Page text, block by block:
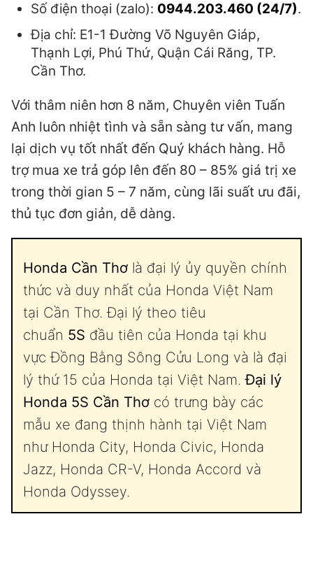
Số điện thoại (zalo): 0944.203.460 (24/7).
Địa chỉ: E1-1 Đường Võ Nguyên Giáp,
Thạnh Lợi, Phú Thứ, Quận Cái Răng, TP.
Cần Thơ.
Với thâm niên hơn 8 năm, Chuyên viên Tuấn
Anh luôn nhiệt tình và sẵn sàng tư vấn, mang
lại dịch vụ tốt nhất đến Quý khách hàng. Hỗ
trợ mua xe trả góp lên đến 80 – 85% giá trị xe
trong thời gian 5 – 7 năm, cùng lãi suất ưu đãi,
thủ tục đơn giản, dễ dàng.
Honda Cần Thơ là đại lý ủy quyền chính
thức và duy nhất của Honda Việt Nam
tại Cần Thơ. Đại lý theo tiêu
chuẩn 5S đầu tiên của Honda tại khu
vực Đồng Bằng Sông Cửu Long và là đại
lý thứ 15 của Honda tại Việt Nam.Đại lý
Honda 5S Cần Thơ có trưng bày các
mẫu xe đang thịnh hành tại Việt Nam
như Honda City, Honda Civic, Honda
Jazz, Honda CR-V, Honda Accord và
Honda Odyssey.